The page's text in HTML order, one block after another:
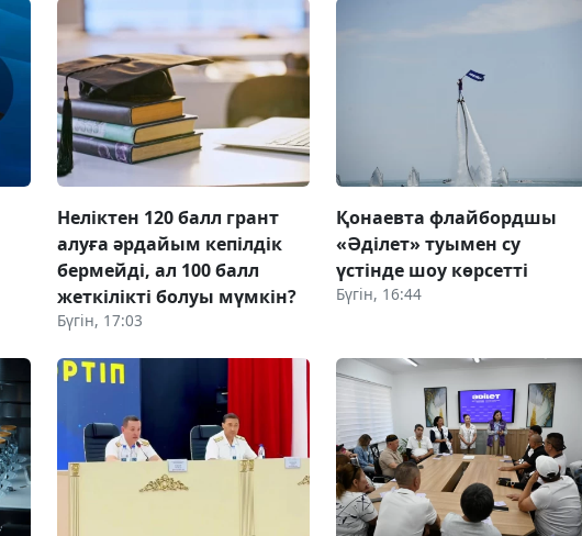
Неліктен 120 балл грант
алуға әрдайым кепілдік
бермейді, ал 100 балл
жеткілікті болуы мүмкін?
Бүгін, 17:03
Қонаевта флайбордшы
«Әділет» туымен су
үстінде шоу көрсетті
Бүгін, 16:44